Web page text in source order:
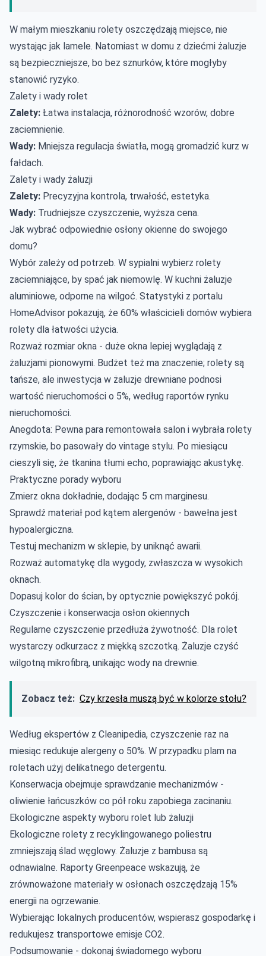
W małym mieszkaniu rolety oszczędzają miejsce, nie
wystając jak lamele. Natomiast w domu z dziećmi żaluzje
są bezpieczniejsze, bo bez sznurków, które mogłyby
stanowić ryzyko.
Zalety i wady rolet
Zalety: Łatwa instalacja, różnorodność wzorów, dobre
zaciemnienie.
Wady: Mniejsza regulacja światła, mogą gromadzić kurz w
fałdach.
Zalety i wady żaluzji
Zalety: Precyzyjna kontrola, trwałość, estetyka.
Wady: Trudniejsze czyszczenie, wyższa cena.
Jak wybrać odpowiednie osłony okienne do swojego
domu?
Wybór zależy od potrzeb. W sypialni wybierz rolety
zaciemniające, by spać jak niemowlę. W kuchni żaluzje
aluminiowe, odporne na wilgoć. Statystyki z portalu
HomeAdvisor pokazują, że 60% właścicieli domów wybiera
rolety dla łatwości użycia.
Rozważ rozmiar okna - duże okna lepiej wyglądają z
żaluzjami pionowymi. Budżet też ma znaczenie; rolety są
tańsze, ale inwestycja w żaluzje drewniane podnosi
wartość nieruchomości o 5%, według raportów rynku
nieruchomości.
Anegdota: Pewna para remontowała salon i wybrała rolety
rzymskie, bo pasowały do vintage stylu. Po miesiącu
cieszyli się, że tkanina tłumi echo, poprawiając akustykę.
Praktyczne porady wyboru
Zmierz okna dokładnie, dodając 5 cm marginesu.
Sprawdź materiał pod kątem alergenów - bawełna jest
hypoalergiczna.
Testuj mechanizm w sklepie, by uniknąć awarii.
Rozważ automatykę dla wygody, zwłaszcza w wysokich
oknach.
Dopasuj kolor do ścian, by optycznie powiększyć pokój.
Czyszczenie i konserwacja osłon okiennych
Regularne czyszczenie przedłuża żywotność. Dla rolet
wystarczy odkurzacz z miękką szczotką. Żaluzje czyść
wilgotną mikrofibrą, unikając wody na drewnie.
Zobacz też: Czy krzesła muszą być w kolorze stołu?
Według ekspertów z Cleanipedia, czyszczenie raz na
miesiąc redukuje alergeny o 50%. W przypadku plam na
roletach użyj delikatnego detergentu.
Konserwacja obejmuje sprawdzanie mechanizmów -
oliwienie łańcuszków co pół roku zapobiega zacinaniu.
Ekologiczne aspekty wyboru rolet lub żaluzji
Ekologiczne rolety z recyklingowanego poliestru
zmniejszają ślad węglowy. Żaluzje z bambusa są
odnawialne. Raporty Greenpeace wskazują, że
zrównoważone materiały w osłonach oszczędzają 15%
energii na ogrzewanie.
Wybierając lokalnych producentów, wspierasz gospodarkę i
redukujesz transportowe emisje CO2.
Podsumowanie - dokonaj świadomego wyboru